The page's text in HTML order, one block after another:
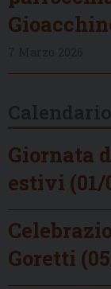
Giornata
estivi (01/
Goretti